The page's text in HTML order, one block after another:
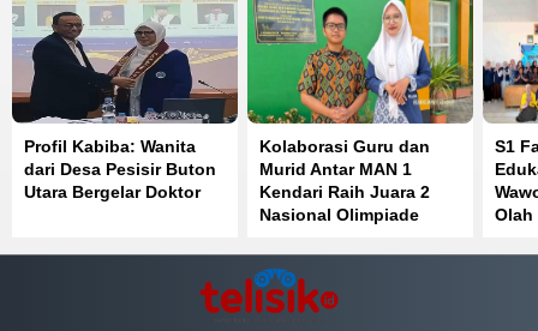
Profil Kabiba: Wanita
dari Desa Pesisir Buton
Utara Bergelar Doktor
Kolaborasi Guru dan
Murid Antar MAN 1
Kendari Raih Juara 2
Nasional Olimpiade
S1
Olah